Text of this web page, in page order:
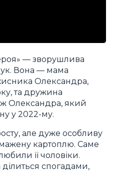
— зворушлива
Вона — мама
Олександра,
та дружина
Олександра, який
у 2022-му.
але дуже особливу
картоплю. Саме
її чоловіки.
спогадами,